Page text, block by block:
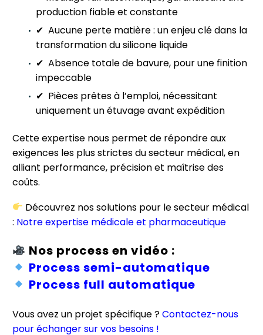
production fiable et constante
✔ Aucune perte matière : un enjeu clé dans la
transformation du silicone liquide
✔ Absence totale de bavure, pour une finition
impeccable
✔ Pièces prêtes à l’emploi, nécessitant
uniquement un étuvage avant expédition
Cette expertise nous permet de répondre aux
exigences les plus strictes du secteur médical, en
alliant performance, précision et maîtrise des
coûts.
Découvrez nos solutions pour le secteur médical
: Notre expertise médicale et pharmaceutique
Nos process en vidéo :
Process semi-automatique
Process full automatique
Vous avez un projet spécifique ?Contactez-nous
pour échanger sur vos besoins !